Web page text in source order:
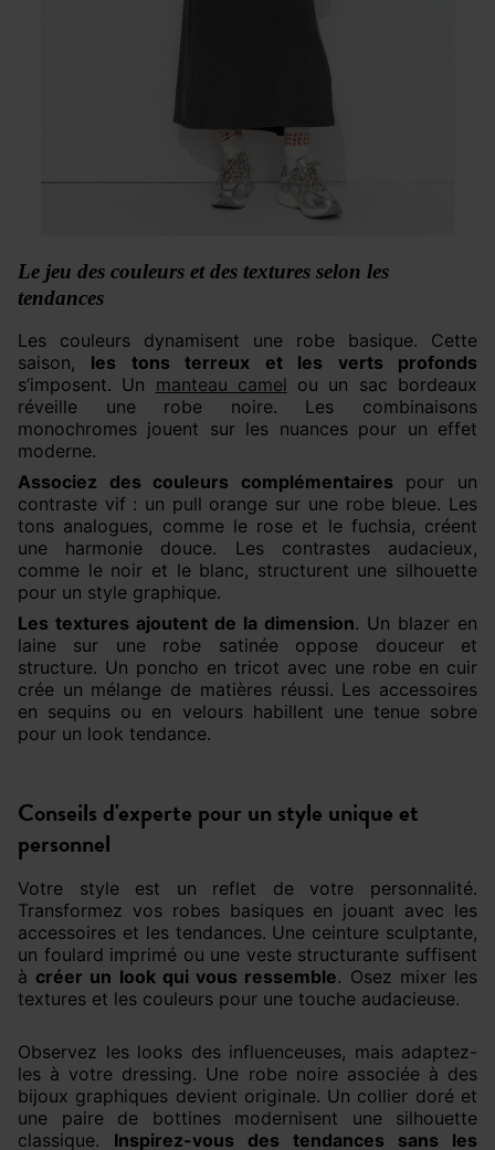
Le jeu des couleurs et des textures selon les
tendances
Les couleurs dynamisent une robe basique. Cette
saison, les tons terreux et les verts profonds
s’imposent. Un manteau camel ou un sac bordeaux
réveille une robe noire. Les combinaisons
monochromes jouent sur les nuances pour un effet
moderne.
Associez des couleurs complémentaires pour un
contraste vif : un pull orange sur une robe bleue. Les
tons analogues, comme le rose et le fuchsia, créent
une harmonie douce. Les contrastes audacieux,
comme le noir et le blanc, structurent une silhouette
pour un style graphique.
Les textures ajoutent de la dimension. Un blazer en
laine sur une robe satinée oppose douceur et
structure. Un poncho en tricot avec une robe en cuir
crée un mélange de matières réussi. Les accessoires
en sequins ou en velours habillent une tenue sobre
pour un look tendance.
Conseils d'experte pour un style unique et
personnel
Votre style est un reflet de votre personnalité.
Transformez vos robes basiques en jouant avec les
accessoires et les tendances. Une ceinture sculptante,
un foulard imprimé ou une veste structurante suffisent
à créer un look qui vous ressemble. Osez mixer les
textures et les couleurs pour une touche audacieuse.
Observez les looks des influenceuses, mais adaptez-
les à votre dressing. Une robe noire associée à des
bijoux graphiques devient originale. Un collier doré et
une paire de bottines modernisent une silhouette
classique. Inspirez-vous des tendances sans les